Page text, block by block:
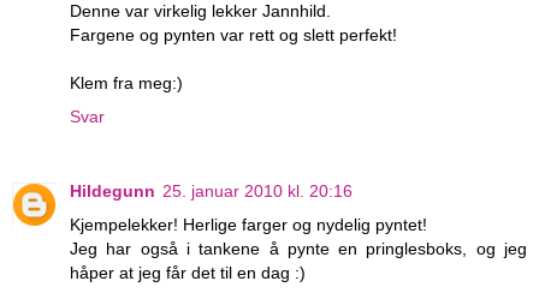
Denne var virkelig lekker Jannhild.
Fargene og pynten var rett og slett perfekt!
Klem fra meg:)
Svar
Hildegunn 25. januar 2010 kl. 20:16
Kjempelekker! Herlige farger og nydelig pyntet!
Jeg har også i tankene å pynte en pringlesboks, og jeg
håper at jeg får det til en dag :)